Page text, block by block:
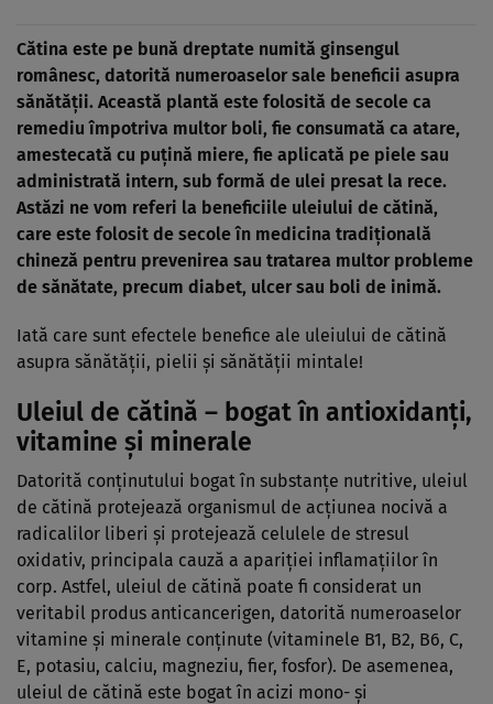
Cătina este pe bună dreptate numită ginsengul
românesc, datorită numeroaselor sale beneficii asupra
sănătăţii. Această plantă este folosită de secole ca
remediu împotriva multor boli, fie consumată ca atare,
amestecată cu puţină miere, fie aplicată pe piele sau
administrată intern, sub formă de ulei presat la rece.
Astăzi ne vom referi la beneficiile uleiului de cătină,
care este folosit de secole în medicina tradiţională
chineză pentru prevenirea sau tratarea multor probleme
de sănătate, precum diabet, ulcer sau boli de inimă.
Iată care sunt efectele benefice ale uleiului de cătină
asupra sănătăţii, pielii şi sănătăţii mintale!
Uleiul de cătină – bogat în antioxidanţi,
vitamine şi minerale
Datorită conţinutului bogat în substanţe nutritive, uleiul
de cătină protejează organismul de acţiunea nocivă a
radicalilor liberi şi protejează celulele de stresul
oxidativ, principala cauză a apariţiei inflamaţiilor în
corp. Astfel, uleiul de cătină poate fi considerat un
veritabil produs anticancerigen, datorită numeroaselor
vitamine şi minerale conţinute (vitaminele B1, B2, B6, C,
E, potasiu, calciu, magneziu, fier, fosfor). De asemenea,
uleiul de cătină este bogat în acizi mono- şi